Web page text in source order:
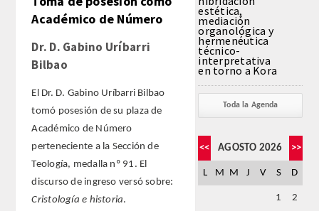
MEDICINA
CIENCIAS EXPERIMENTALES
FARMACIA
CIENCIAS POLíTICAS Y DE LA ECONOMíA
INGENIERíA
ARQUITECTURA Y BELLAS ARTES
Académico de Número
Dr. D. Gabino Uríbarri
Bilbao
El Dr. D. Gabino Uríbarri Bilbao
tomó posesión de su plaza de
Académico de Número
perteneciente a la Sección de
Teología, medalla nº 91. El
discurso de ingreso versó sobre:
Cristología e historia.
estética,
mediación
organológica y
hermenéutica
técnico-
interpretativa
en torno a Kora
Toda la Agenda
<< AGOSTO 2026 >>
L M M J V S D
1 2